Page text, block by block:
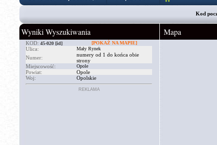
Kod
Wyniki Wyszukiwania
KOD: 45-020 [id] [POKAŻ NA MAPIE]
Ulica: Mały Rynek
Numer:
numery od 1 do końca obie
strony
Miejscowość:
Opole
Powiat:
Opole
Woj:
Opolskie
REKLAMA
Mapa